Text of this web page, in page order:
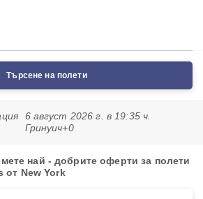
Търсене на полети
6 август 2026 г. в 19:35 ч.
Гринуич+0
най - добрите оферти за полети
от New York